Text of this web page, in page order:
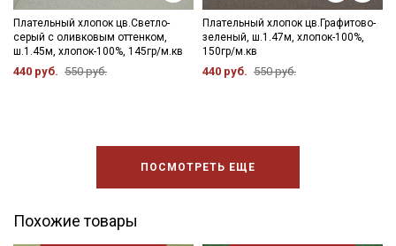
Плательный хлопок цв.Светло-
серый с оливковым оттенком,
ш.1.45м, хлопок-100%, 145гр/м.кв
440 руб. 550 руб.
Плательный хлопок цв.Графитово-
зеленый, ш.1.47м, хлопок-100%,
150гр/м.кв
440 руб. 550 руб.
ПОСМОТРЕТЬ ЕЩЕ
Похожие товары